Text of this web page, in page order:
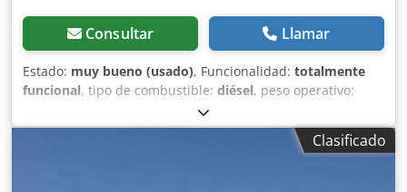
Consultar Llamar
Estado: muy bueno (usado), Funcionalidad: totalmente
funcional, tipo de combustible: diésel, peso operativo:
, Año de fabricación:2020
funcionamiento:2.434 h, Equipamiento:orugas de caucho,
* 2434 horas * Motor: Cat C1.7 * Potencia del motor: 24,8
Clasificado